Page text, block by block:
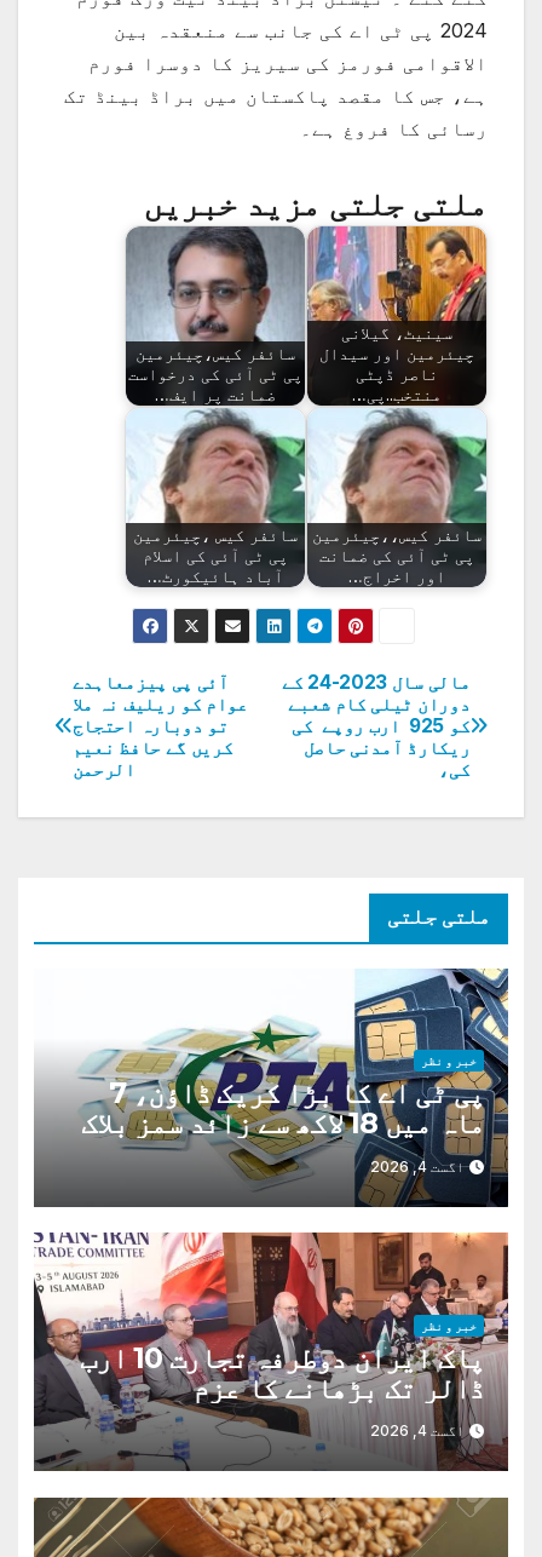
2024 پی ٹی اے کی جانب سے منعقدہ بین
الاقوامی فورمز کی سیریز کا دوسرا فورم
ہے، جس کا مقصد پاکستان میں براڈ بینڈ تک
رسائی کا فروغ ہے۔
ملتی جلتی مزید خبریں
سینیٹ، گیلانی
چیئرمین اور سیدال
ناصر ڈپٹی
منتخب..پی…
سائفر کیس،چیئرمین
پی ٹی آئی کی درخواست
ضمانت پر ایف…
سائفر کیس،،چیئرمین
پی ٹی آئی کی ضمانت
اور اخراج…
سائفر کیس ،چیئرمین
پی ٹی آئی کی اسلام
آباد ہائیکورٹ…
پوسٹوں
کی
نیویگیشن
آئی پی پیزمعاہدے
عوام کو ریلیف نہ ملا
تو دوبارہ احتجاج
کریں گے حافظ نعیم
الرحمن
مالی سال 2023-24 کے
دوران ٹیلی کام شعبے
کو 925 ارب روپے کی
ریکارڈ آمدنی حاصل
کی،
ملتی جلتی
خبر و نظر
پی ٹی اے کا بڑا کریک ڈاؤن، 7
ماہ میں 18 لاکھ سے زائد سمز بلاک
اگست 4, 2026
خبر و نظر
پاک ایران دوطرفہ تجارت 10 ارب
ڈالر تک بڑھانے کا عزم
اگست 4, 2026